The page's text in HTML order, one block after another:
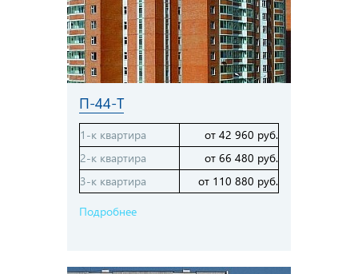
П-44-Т
1-к квартира
от 42 960 руб.
2-к квартира
от 66 480 руб.
3-к квартира
от 110 880 руб.
Подробнее